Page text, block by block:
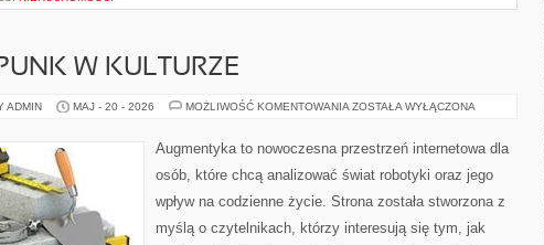
W KULTURZE
ADMIN MAJ - 20 - 2026 MOŻLIWOŚĆ KOMENTOWANIA CYBERPUNK
ZOSTAŁA WYŁĄCZONA
Augmentyka to nowoczesna przestrzeń internetowa dla
osób, które chcą analizować świat robotyki oraz jego
wpływ na codzienne życie. Strona została stworzona z
myślą o czytelnikach, którzy interesują się tym, jak